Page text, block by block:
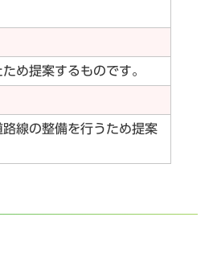
め提案するものです。
線の整備を行うため提案